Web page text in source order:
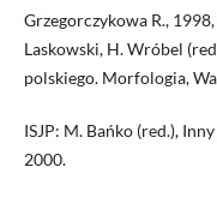
Grzegorczykowa R.,
Laskowski, H. Wróbel
polskiego. Morfologia,
ISJP: M. Bańko (red.),
2000.